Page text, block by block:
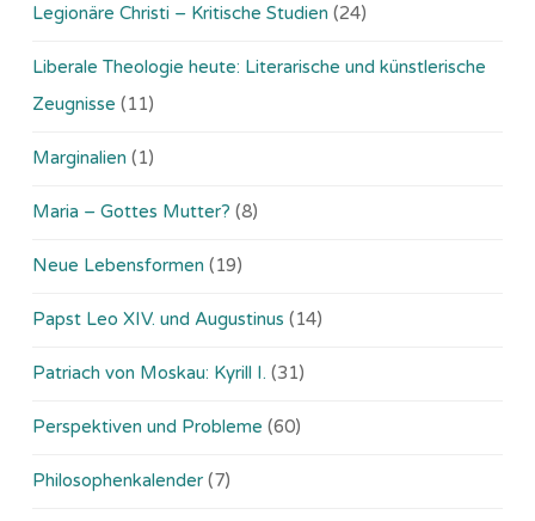
Legionäre Christi – Kritische Studien (24)
Liberale Theologie heute: Literarische und künstlerische
Zeugnisse (11)
Marginalien (1)
Maria – Gottes Mutter? (8)
Neue Lebensformen (19)
Papst Leo XIV. und Augustinus (14)
Patriach von Moskau: Kyrill I. (31)
Perspektiven und Probleme (60)
Philosophenkalender (7)